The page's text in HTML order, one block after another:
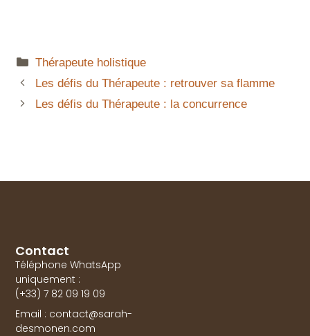
Thérapeute holistique
Les défis du Thérapeute : retrouver sa flamme
Les défis du Thérapeute : la concurrence
Contact
Téléphone WhatsApp
uniquement :
(+33) 7 82 09 19 09
Email : contact@sarah-
desmonen.com